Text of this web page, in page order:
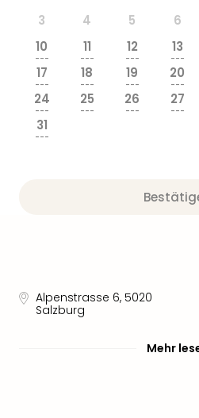
3
4 5 6
10
---
11
---
12
---
13
---
17
---
18
---
19
---
20
---
24
---
25
---
26
---
27
---
31
---
Alpenstrasse 6, 5020
Salzburg
Mehr